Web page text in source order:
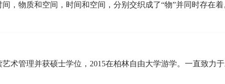
，物质和空间，时间和空间，分别交织成了“物”并同时存在
术管理并获硕士学位，2015在柏林自由大学游学。一直致力